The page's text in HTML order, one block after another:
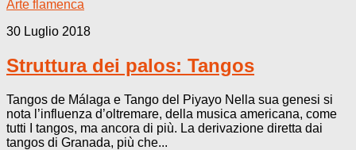
Arte flamenca
30 Luglio 2018
Struttura dei palos: Tangos
Tangos de Málaga e Tango del Piyayo Nella sua genesi si
nota l’influenza d’oltremare, della musica americana, come
tutti I tangos, ma ancora di più. La derivazione diretta dai
tangos di Granada, più che...